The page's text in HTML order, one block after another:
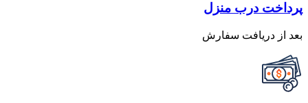
پرداخت درب منزل
بعد از دریافت سفارش